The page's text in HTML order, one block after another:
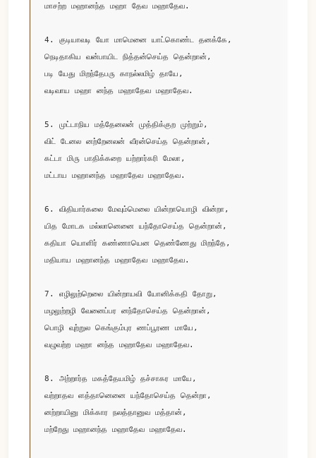
மாசற்ற மஹானந்த மஹா தேவ மஹாதேவ.
4. குடியாவடி யோ மாமெனை யாட்கொண்ட தனக்கே,
நெடிதாகிய வன்பாயிட நித்தன்செய்த தென்றான்,
படி யேது மிறந்தேபரு காநல்லமிழ் தாயே,
வடிவாய மஹா னந்த மஹாதேவ மஹாதேவ.
5. முட்டாநிய மத்தேனலன் முத்திக்குற முற்றும்,
விட் டேனல னற்றேனலன் வீரன்செய்த தென்றான்,
கட்டா மிரு பாதிக்கறை யற்றார்கரி மேலா,
மட்டாய மஹானந்த மஹாதேவ மஹாதேவ.
6. விதியார்கலை மேவும்மெலை யின்றாயொழி வின்றா,
யித மோடக மல்லானெனை யந்தோசெய்த தென்றான்,
கதியா யொளிர் கண்ணாயென தெண்ணேது மிறந்தே,
மதியாய மஹானந்த மஹாதேவ மஹாதேவ.
7. எழிலுற்றெலை யின்றாயவி யோனிக்கதி தோறு,
மழலுற்றழி வேனைப்பர னந்தோசெய்த தென்றான்,
பொழி வுற்றுல கெங்கும்புர ணப்பூரண மாயே,
வழுவற்ற மஹா னந்த மஹாதேவ மஹாதேவ.
8. அற்றார்த மகத்தேயமிழ் தச்சாகர மாயே,
வற்றாதவ ளத்தானெனை யந்தோசெய்த தென்றா,
னற்றாயினு மிக்கார நலத்தானுவ மத்தான்,
மற்றேது மஹானந்த மஹாதேவ மஹாதேவ.